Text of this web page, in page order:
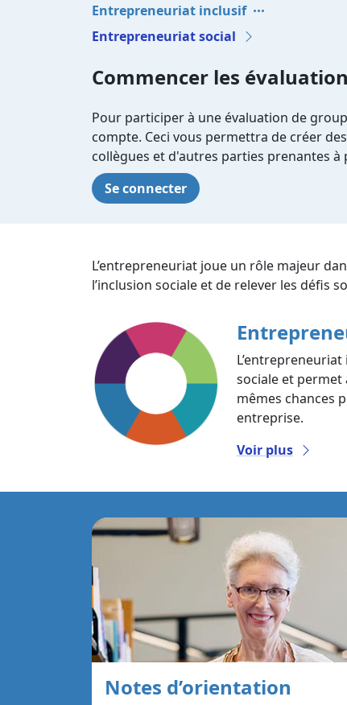
Entrepreneuriat inclusif
Entrepreneuriat social
Commencer les
Pour participer à une évaluation de
compte. Ceci vous permettra de créer
collègues et d'autres parties prenantes à
Se connecter
L’entrepreneuriat joue un rôle majeur
l’inclusion sociale et de relever les défis
sociale et permet
mêmes chances
entreprise.
Voir plus
Notes d’orientation